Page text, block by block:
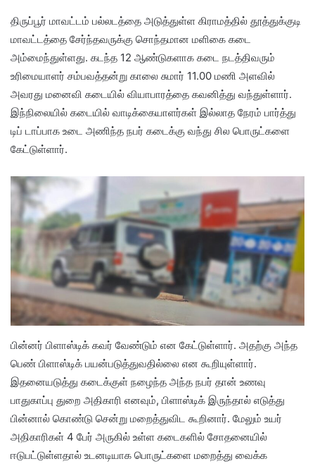
திருப்பூர் மாவட்டம் பல்லடத்தை அடுத்துள்ள கிராமத்தில் தூத்துக்குடி
மாவட்டத்தை சேர்ந்தவருக்கு சொந்தமான மளிகை கடை
அம்மைந்துள்ளது. கடந்த 12 ஆண்டுகளாக கடை நடத்திவரும்
உரிமையாளர் சம்பவத்தன்று காலை சுமார் 11.00 மணி அளவில்
அவரது மனைவி கடையில் வியாபாரத்தை கவனித்து வந்துள்ளார்.
இந்நிலையில் கடையில் வாடிக்கையாளர்கள் இல்லாத நேரம் பார்த்து
டிப் டாப்பாக உடை அணிந்த நபர் கடைக்கு வந்து சில பொருட்களை
கேட்டுள்ளார்.
பின்னர் பிளாஸ்டிக் கவர் வேண்டும் என கேட்டுள்ளார். அதற்கு அந்த
பெண் பிளாஸ்டிக் பயன்படுத்துவதில்லை என கூறியுள்ளார்.
இதனையடுத்து கடைக்குள் நழைந்த அந்த நபர் தான் உணவு
பாதுகாப்பு துறை அதிகாரி எனவும், பிளாஸ்டிக் இருந்தால் எடுத்து
பின்னால் கொண்டு சென்று மறைத்துவிட கூறினார். மேலும் உயர்
அதிகாரிகள் 4 பேர் அருகில் உள்ள கடைகளில் சோதனையில்
ஈடுபட்டுள்ளதால் உடனடியாக பொருட்களை மறைத்து வைக்க